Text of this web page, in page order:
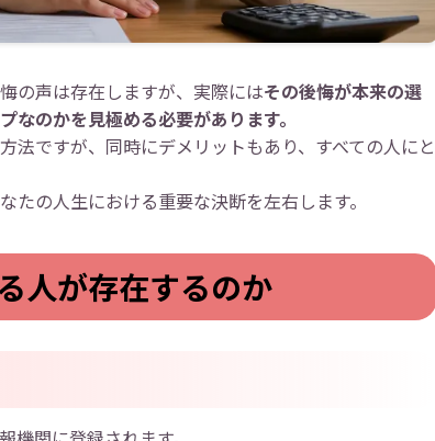
の声は存在しますが、実際にはその後悔が本来の選
のかを見極める必要があります。
法ですが、同時にデメリットもあり、すべての人にと
の人生における重要な決断を左右します。
人が存在するのか